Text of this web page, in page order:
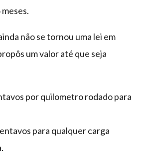
não se tornou uma lei em
um valor até que seja
por quilometro rodado para
para qualquer carga